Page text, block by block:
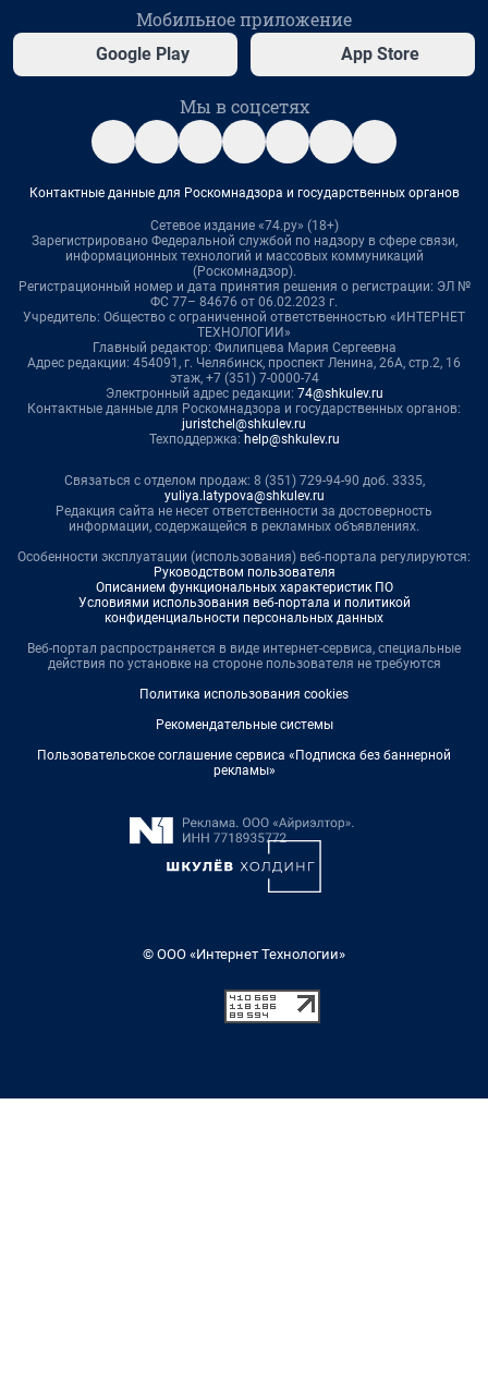
Мобильное приложение
Google Play App Store
Мы в соцсетях
Контактные данные для Роскомнадзора и государственных органов
Сетевое издание «74.ру» (18+)
Зарегистрировано Федеральной службой по надзору в сфере связи,
информационных технологий и массовых коммуникаций
(Роскомнадзор).
Регистрационный номер и дата принятия решения о регистрации: ЭЛ №
ФС 77– 84676 от 06.02.2023 г.
Учредитель: Общество с ограниченной ответственностью «ИНТЕРНЕТ
ТЕХНОЛОГИИ»
Главный редактор: Филипцева Мария Сергеевна
Адрес редакции: 454091, г. Челябинск, проспект Ленина, 26А, стр.2, 16
этаж, +7 (351) 7-0000-74
Электронный адрес редакции: 74@shkulev.ru
Контактные данные для Роскомнадзора и государственных органов:
juristchel@shkulev.ru
Техподдержка: help@shkulev.ru
Связаться с отделом продаж: 8 (351) 729-94-90 доб. 3335,
yuliya.latypova@shkulev.ru
Редакция сайта не несет ответственности за достоверность
информации, содержащейся в рекламных объявлениях.
Особенности эксплуатации (использования) веб-портала регулируются:
Руководством пользователя
Описанием функциональных характеристик ПО
Условиями использования веб-портала и политикой
конфиденциальности персональных данных
Веб-портал распространяется в виде интернет-сервиса, специальные
действия по установке на стороне пользователя не требуются
Политика использования cookies
Рекомендательные системы
Пользовательское соглашение сервиса «Подписка без баннерной
рекламы»
© ООО «Интернет Технологии»